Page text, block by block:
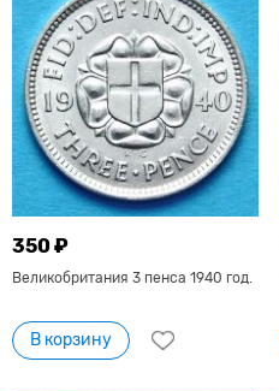
350 ₽
Великобритания 3 пенса 1940 год.
В корзину